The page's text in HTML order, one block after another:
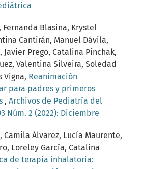
Blasina, Krystel
Cantirán, Manuel Dávila,
Javier Prego, Catalina Pinchak,
Valentina Silveira, Soledad
Vigna, Reanimación
para padres y primeros
, Archivos de Pediatría del
Núm. 2 (2022): Diciembre
Camila Álvarez, Lucía Maurente,
Loreley García, Catalina
de terapia inhalatoria: